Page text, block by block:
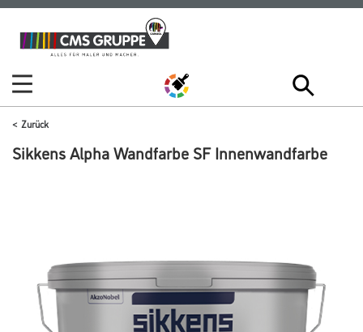
Zum
Inhalt
Zum
Navigationsmenü
Zurück
Sikkens Alpha Wandfarbe SF Innenwandfarbe